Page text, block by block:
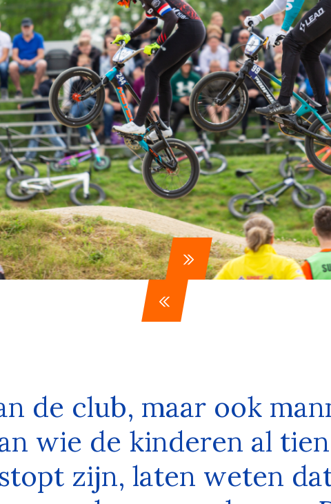
de club, maar ook
wie de kinderen al
zijn, laten weten